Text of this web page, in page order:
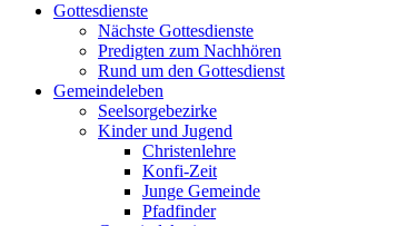
Gottesdienste
Nächste Gottesdienste
Predigten zum Nachhören
Rund um den Gottesdienst
Gemeindeleben
Seelsorgebezirke
Kinder und Jugend
Christenlehre
Konfi-Zeit
Junge Gemeinde
Pfadfinder